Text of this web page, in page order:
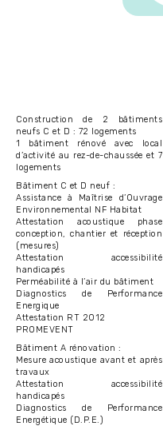
Construction de 2 bâtiments
neufs C et D : 72 logements
1 bâtiment rénové avec local
d’activité au rez-de-chaussée et 7
logements
Bâtiment C et D neuf :
Assistance à Maîtrise d’Ouvrage
Environnemental NF Habitat
Attestation acoustique phase
conception, chantier et réception
(mesures)
Attestation accessibilité
handicapés
Perméabilité à l’air du bâtiment
Diagnostics de Performance
Energique
Attestation RT 2012
PROMEVENT
Bâtiment A rénovation :
Mesure acoustique avant et après
travaux
Attestation accessibilité
handicapés
Diagnostics de Performance
Energétique (D.P.E.)